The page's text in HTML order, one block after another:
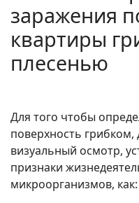
заражения
квартиры
плесенью
Для того чтобы
поверхность грибком,
визуальный осмотр,
признаки
микроорганизмов, как: